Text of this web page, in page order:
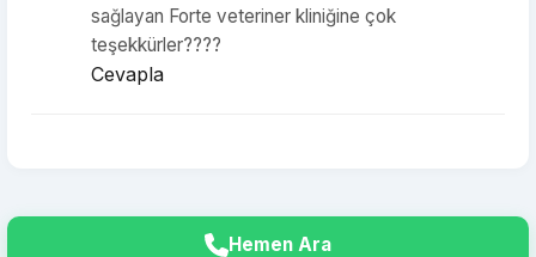
sağlayan Forte veteriner kliniğine çok
teşekkürler????
Cevapla
Hemen Ara